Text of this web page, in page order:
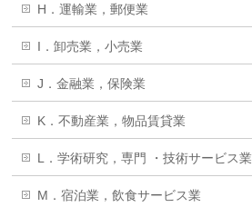
H．運輸業，郵便業
I．卸売業，小売業
J．金融業，保険業
K．不動産業，物品賃貸業
L．学術研究，専門 ・技術サービス業
M．宿泊業，飲食サービス業